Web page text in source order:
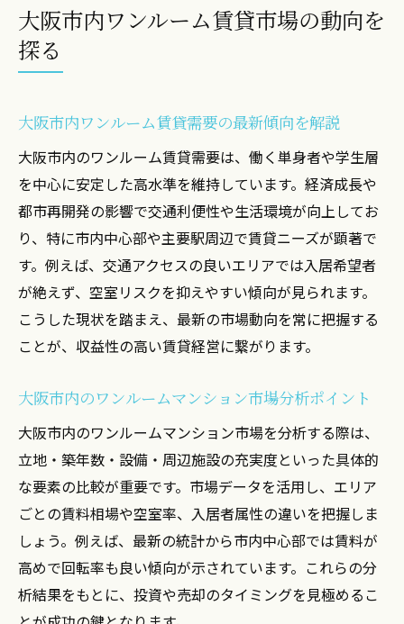
投資成功へ導く大阪市内ワンルームの収益
神戸市内や京都市内の賃貸需要比較分析
神戸市内と京都市内の賃貸需要の違いを分
析
ワンルームマンション投資で注目のエリア
比較
近隣都市の賃貸需要データが示す最新動向
神戸市内・京都市内で売却時に重視すべき
エリア別空室リスクと賃貸需要の関連性解
説
大阪市内と比較した収益性の見極めポイン
ト
ワンルームマンション売却時の注目ポイント
売却前に確認する大阪市内の賃貸需要デー
タ
ワンルームマンション売却で重視すべき条
大阪市内ワンルーム賃貸市場の動向を
探る
大阪市内ワンルーム賃貸需要の最新傾向を解説
大阪市内のワンルーム賃貸需要は、働く単身者や学生層
を中心に安定した高水準を維持しています。経済成長や
都市再開発の影響で交通利便性や生活環境が向上してお
り、特に市内中心部や主要駅周辺で賃貸ニーズが顕著で
す。例えば、交通アクセスの良いエリアでは入居希望者
が絶えず、空室リスクを抑えやすい傾向が見られます。
こうした現状を踏まえ、最新の市場動向を常に把握する
ことが、収益性の高い賃貸経営に繋がります。
大阪市内のワンルームマンション市場分析ポイント
大阪市内のワンルームマンション市場を分析する際は、
立地・築年数・設備・周辺施設の充実度といった具体的
な要素の比較が重要です。市場データを活用し、エリア
ごとの賃料相場や空室率、入居者属性の違いを把握しま
しょう。例えば、最新の統計から市内中心部では賃料が
高めで回転率も良い傾向が示されています。これらの分
析結果をもとに、投資や売却のタイミングを見極めるこ